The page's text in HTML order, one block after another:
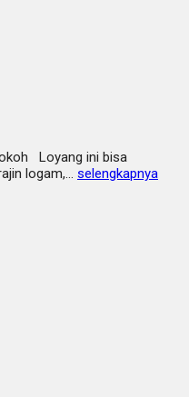
Loyang ini bisa
logam,… selengkapnya